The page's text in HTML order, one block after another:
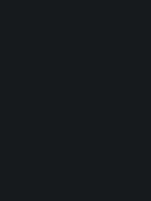
тайн,